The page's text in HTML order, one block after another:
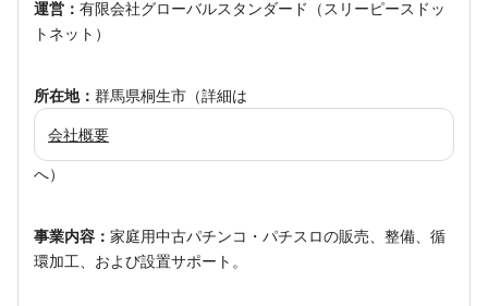
運営： 有限会社グローバルスタンダード（スリーピースドッ
トネット）
所在地： 群馬県桐生市（詳細は
会社概要
へ）
事業内容： 家庭用中古パチンコ・パチスロの販売、整備、循
環加工、および設置サポート。